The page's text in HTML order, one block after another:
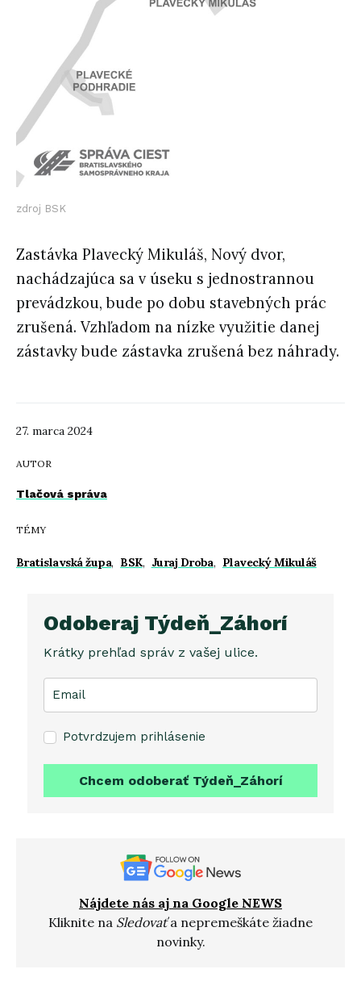
27. marca 2024
AUTOR
Tlačová správa
TÉMY
Bratislavská župa, BSK, Juraj Droba, Plavecký Mikuláš
zdroj BSK
Zastávka Plavecký Mikuláš, Nový dvor,
nachádzajúca sa v úseku s jednostrannou
prevádzkou, bude po dobu stavebných prác
zrušená. Vzhľadom na nízke využitie danej
zástavky bude zástavka zrušená bez náhrady.
Odoberaj Týdeň_Záhorí
Krátky prehľad správ z vašej ulice.
Potvrdzujem prihlásenie
Chcem odoberať Týdeň_Záhorí
Nájdete nás aj na Google NEWS
Kliknite na Sledovaťa nepremeškáte žiadne
novinky.